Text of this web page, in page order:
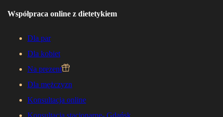
Współpraca online z dietetykiem
Dla par
Dla kobiet
Na prezent
Dla mężczyzn
Konsultacja online
Konsultacja stacjonarne- Gdańsk